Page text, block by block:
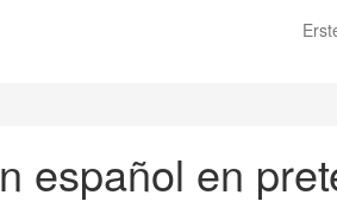
español en